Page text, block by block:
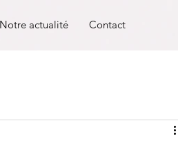
Notre actualité Contact